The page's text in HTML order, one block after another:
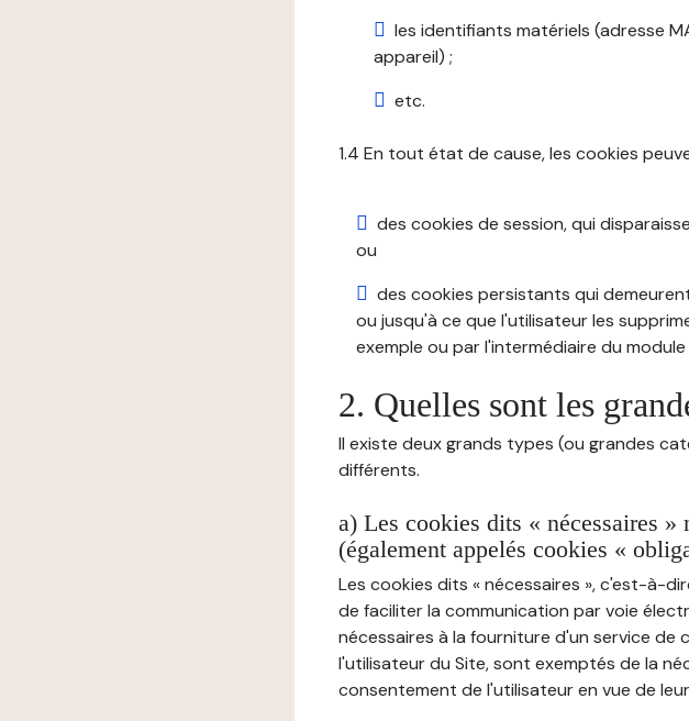
les identifiants matériels (adresse
appareil) ;
etc.
1.4 En tout état de cause, les cookies
des cookies de session, qui
ou
des cookies persistants qui
ou jusqu'à ce que l'utilisateur les
exemple ou par l'intermédiaire du
2. Quelles sont les
Il existe deux grands types (ou grandes
différents.
a) Les cookies dits « nécessaires
(également appelés cookies «
Les cookies dits « nécessaires », c'est-à-
de faciliter la communication par voie
nécessaires à la fourniture d'un service de
l'utilisateur du Site, sont exemptés de la
consentement de l'utilisateur en vue de